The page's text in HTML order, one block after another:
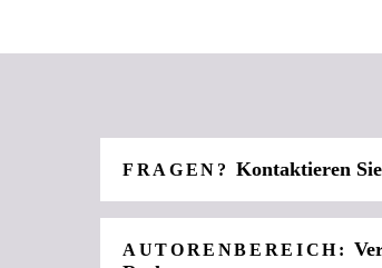
FRAGEN?Kontaktieren
AUTORENBEREICH: